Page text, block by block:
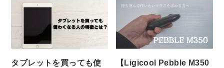
タブレットを買っても使
【Ligicool Pebble M350